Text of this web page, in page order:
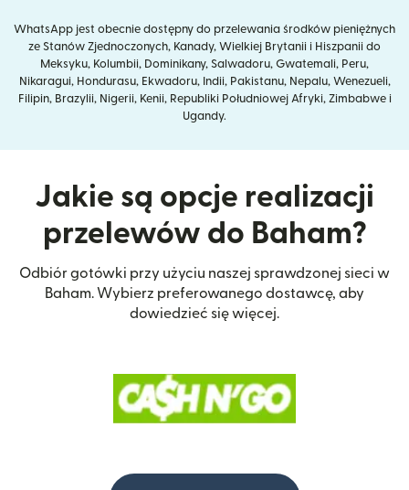
WhatsApp jest obecnie dostępny do przelewania środków pieniężnych
ze Stanów Zjednoczonych, Kanady, Wielkiej Brytanii i Hiszpanii do
Meksyku, Kolumbii, Dominikany, Salwadoru, Gwatemali, Peru,
Nikaragui, Hondurasu, Ekwadoru, Indii, Pakistanu, Nepalu, Wenezueli,
Filipin, Brazylii, Nigerii, Kenii, Republiki Południowej Afryki, Zimbabwe i
Ugandy.
Jakie są opcje realizacji
przelewów do Baham?
Odbiór gotówki przy użyciu naszej sprawdzonej sieci w
Baham. Wybierz preferowanego dostawcę, aby
dowiedzieć się więcej.